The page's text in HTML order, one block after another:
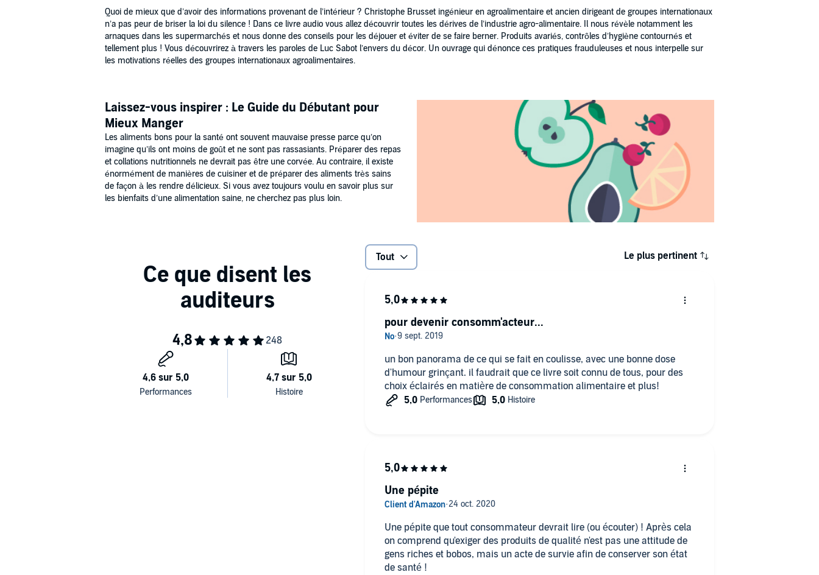
dans un monde souvent sans foi ni loi.
"Soyons directs, ce qui intéresse les industriels, c'est votre argent. Pas votre bonheur ni votre santé !"
>> Ce livre audio en version intégrale vous est proposé en exclusivité par Audible et est uniquement disponible
Quoi de mieux que d’avoir des informations provenant de l’intérieur ? Christophe Brusset ingénieur en agroalimentaire et ancien dirigeant de groupes internationaux
n’a pas peur de briser la loi du silence ! Dans ce livre audio vous allez découvrir toutes les dérives de l’industrie agro-alimentaire. Il nous révèle notamment les
arnaques dans les supermarchés et nous donne des conseils pour les déjouer et éviter de se faire berner. Produits avariés, contrôles d’hygiène contournés et
tellement plus ! Vous découvrirez à travers les paroles de Luc Sabot l’envers du décor. Un ouvrage qui dénonce ces pratiques frauduleuses et nous interpelle sur
les motivations réelles des groupes internationaux agroalimentaires.
Laissez-vous inspirer : Le Guide du Débutant pour
Mieux Manger
Les aliments bons pour la santé ont souvent mauvaise presse parce qu’on
imagine qu’ils ont moins de goût et ne sont pas rassasiants. Préparer des repas
et collations nutritionnels ne devrait pas être une corvée. Au contraire, il existe
énormément de manières de cuisiner et de préparer des aliments très sains
de façon à les rendre délicieux. Si vous avez toujours voulu en savoir plus sur
les bienfaits d’une alimentation saine, ne cherchez pas plus loin.
Tout Le plus pertinent
un bon panorama de ce qui se fait en coulisse, avec une bonne dose
d'humour grinçant. il faudrait que ce livre soit connu de tous, pour des
choix éclairés en matière de consommation alimentaire et plus!
pour devenir consomm'acteur...
Une pépite que tout consommateur devrait lire (ou écouter) ! Après cela
on comprend qu'exiger des produits de qualité n'est pas une attitude de
gens riches et bobos, mais un acte de survie afin de conserver son état
de santé !
Une pépite